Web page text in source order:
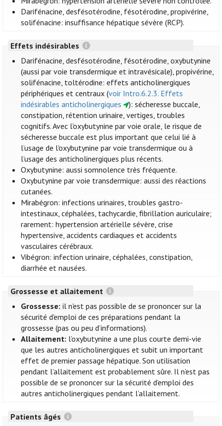
Darifénacine, desfésotérodine, fésotérodine, propivérine,
solifénacine: insuffisance hépatique sévère (RCP).
Effets indésirables
Darifénacine, desfésotérodine, fésotérodine, oxybutynine
(aussi par voie transdermique et intravésicale), propivérine,
solifénacine, toltérodine: effets anticholinergiques
périphériques et centraux (voir Intro.6.2.3. Effets
indésirables anticholinergiques
): sécheresse buccale,
constipation, rétention urinaire, vertiges, troubles
cognitifs. Avec l'oxybutynine par voie orale, le risque de
sécheresse buccale est plus important que celui lié à
l’usage de l'oxybutynine par voie transdermique ou à
l’usage des anticholinergiques plus récents.
Oxybutynine: aussi somnolence très fréquente.
Oxybutynine par voie transdermique: aussi des réactions
cutanées.
Mirabégron: infections urinaires, troubles gastro-
intestinaux, céphalées, tachycardie, fibrillation auriculaire;
rarement: hypertension artérielle sévère, crise
hypertensive, accidents cardiaques et accidents
vasculaires cérébraux.
Vibégron: infection urinaire, céphalées, constipation,
diarrhée et nausées.
Grossesse et allaitement
Grossesse: il n'est pas possible de se prononcer sur la
sécurité d'emploi de ces préparations pendant la
grossesse (pas ou peu d’informations).
Allaitement: l’oxybutynine a une plus courte demi-vie
que les autres anticholinergiques et subit un important
effet de premier passage hépatique. Son utilisation
pendant l’allaitement est probablement sûre. Il n’est pas
possible de se prononcer sur la sécurité d’emploi des
autres anticholinergiques pendant l’allaitement.
Patients âgés